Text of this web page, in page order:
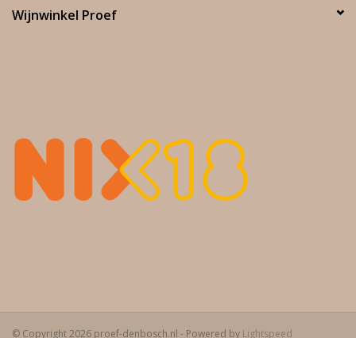
Wijnwinkel Proef
© Copyright 2026 proef-denbosch.nl - Powered by Lightspeed